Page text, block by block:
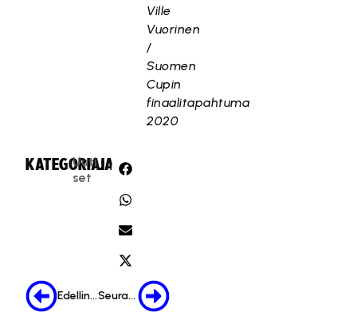
Ville
Vuorinen
/
Suomen
Cupin
finaalitapahtuma
2020
KATEGORIA:
Uuti
set
JAA:
Edellinen Seuraava